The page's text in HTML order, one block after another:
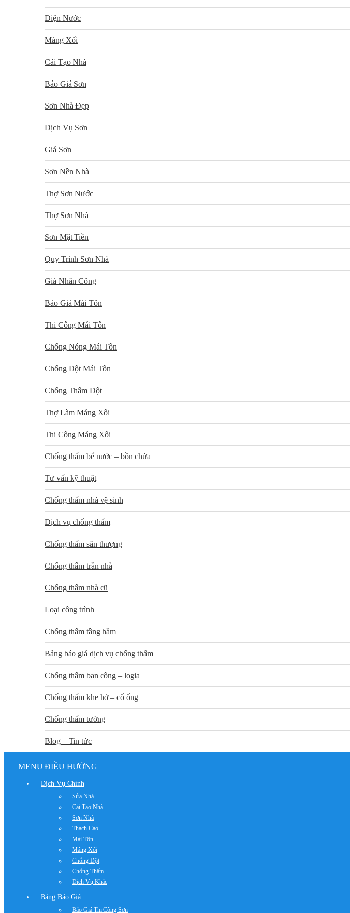
Điện Nước
Máng Xối
Cải Tạo Nhà
Báo Giá Sơn
Sơn Nhà Đẹp
Dịch Vụ Sơn
Giá Sơn
Sơn Nền Nhà
Thợ Sơn Nước
Thợ Sơn Nhà
Sơn Mặt Tiền
Quy Trình Sơn Nhà
Giá Nhân Công
Báo Giá Mái Tôn
Thi Công Mái Tôn
Chống Nóng Mái Tôn
Chống Dột Mái Tôn
Chống Thấm Dột
Thợ Làm Máng Xối
Thi Công Máng Xối
Chống thấm bể nước – bồn chứa
Tư vấn kỹ thuật
Chống thấm nhà vệ sinh
Dịch vụ chống thấm
Chống thấm sân thượng
Chống thấm trần nhà
Chống thấm nhà cũ
Loại công trình
Chống thấm tầng hầm
Bảng báo giá dịch vụ chống thấm
Chống thấm ban công – logia
Chống thấm khe hở – cổ ống
Chống thấm tường
Blog – Tin tức
MENU ĐIỀU HƯỚNG
Dịch Vụ Chính
Sửa Nhà
Cải Tạo Nhà
Sơn Nhà
Thạch Cao
Mái Tôn
Máng Xối
Chống Dột
Chống Thấm
Dịch Vụ Khác
Bảng Báo Giá
Báo Giá Thi Công Sơn